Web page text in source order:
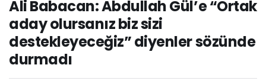
sizi destekleyeceğiz”
diyenler sözünde durmadı
Ali Babacan: Abdullah Gül’e “Ortak
aday olursanız biz sizi
destekleyeceğiz” diyenler sözünde
durmadı